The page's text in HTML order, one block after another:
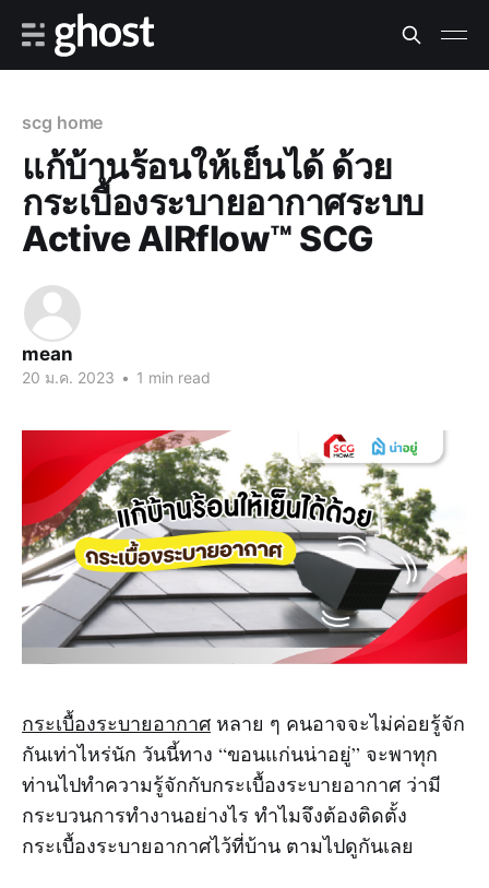
scg home
แก้บ้านร้อนให้เย็นได้ ด้วย
กระเบื้องระบายอากาศระบบ
Active AIRflow™ SCG
mean
20 ม.ค. 2023 • 1 min read
กระเบื้องระบายอากาศ หลาย ๆ คนอาจจะไม่ค่อยรู้จัก
กันเท่าไหร่นัก วันนี้ทาง “ขอนแก่นน่าอยู่” จะพาทุก
ท่านไปทำความรู้จักกับกระเบื้องระบายอากาศ ว่ามี
กระบวนการทำงานอย่างไร ทำไมจึงต้องติดตั้ง
กระเบื้องระบายอากาศไว้ที่บ้าน ตามไปดูกันเลย